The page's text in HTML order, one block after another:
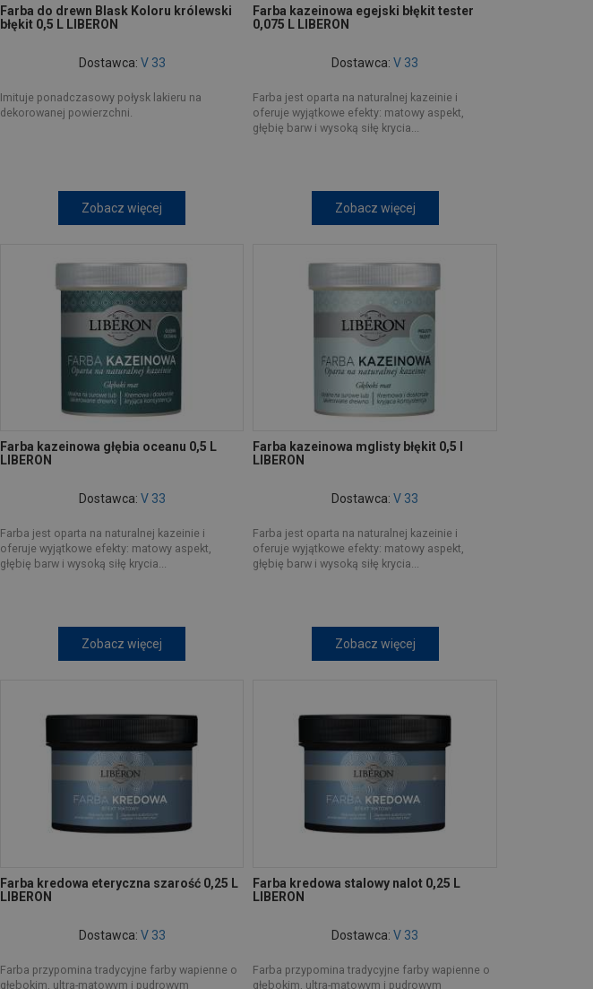
Farba do drewn Blask Koloru królewski
błękit 0,5 L LIBERON
Dostawca: V 33
Imituje ponadczasowy połysk lakieru na
dekorowanej powierzchni.
Zobacz więcej
Farba kazeinowa egejski błękit tester
0,075 L LIBERON
Dostawca:V 33
Farba jest oparta na naturalnej kazeinie i
oferuje wyjątkowe efekty: matowy aspekt,
głębię barw i wysoką siłę krycia...
Zobacz więcej
Farba kazeinowa głębia oceanu 0,5 L
LIBERON
Dostawca: V 33
Farba jest oparta na naturalnej kazeinie i
oferuje wyjątkowe efekty: matowy aspekt,
głębię barw i wysoką siłę krycia...
Zobacz więcej
Farba kazeinowa mglisty błękit 0,5 l
LIBERON
Dostawca:V 33
Farba jest oparta na naturalnej kazeinie i
oferuje wyjątkowe efekty: matowy aspekt,
głębię barw i wysoką siłę krycia...
Zobacz więcej
Farba kredowa eteryczna szarość 0,25 L
LIBERON
Dostawca: V 33
Farba przypomina tradycyjne farby wapienne o
głębokim, ultra-matowym i pudrowym
Farba kredowa stalowy nalot 0,25 L
LIBERON
Dostawca:V 33
Farba przypomina tradycyjne farby wapienne o
głębokim, ultra-matowym i pudrowym